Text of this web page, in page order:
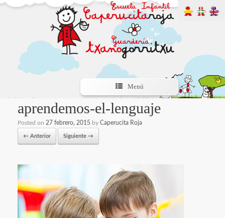
Menú
aprendemos-el-lenguaje
Posted on 27 febrero, 2015 by Caperucita Roja
← Anterior Siguiente →